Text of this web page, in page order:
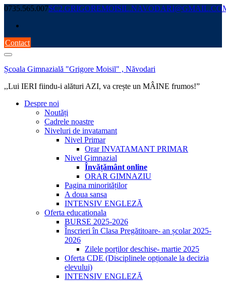
Skip
content
0735.565.007
Contact
Școala Gimnazială "Grigore Moisil" , Năvodari
,,Lui IERI fiindu-i alături AZI, va crește un MÂINE frumos!”
Despre noi
Noutăți
Cadrele noastre
Niveluri de invatamant
Nivel Primar
Orar INVATAMANT PRIMAR
Nivel Gimnazial
Învățământ online
ORAR GIMNAZIU
Pagina minorităților
A doua sansa
INTENSIV ENGLEZĂ
Oferta educationala
BURSE 2025-2026
Înscrieri în Clasa Pregătitoare- an școlar 2025-
2026
Zilele porților deschise- martie 2025
Oferta CDE (Disciplinele opționale la decizia
elevului)
INTENSIV ENGLEZĂ